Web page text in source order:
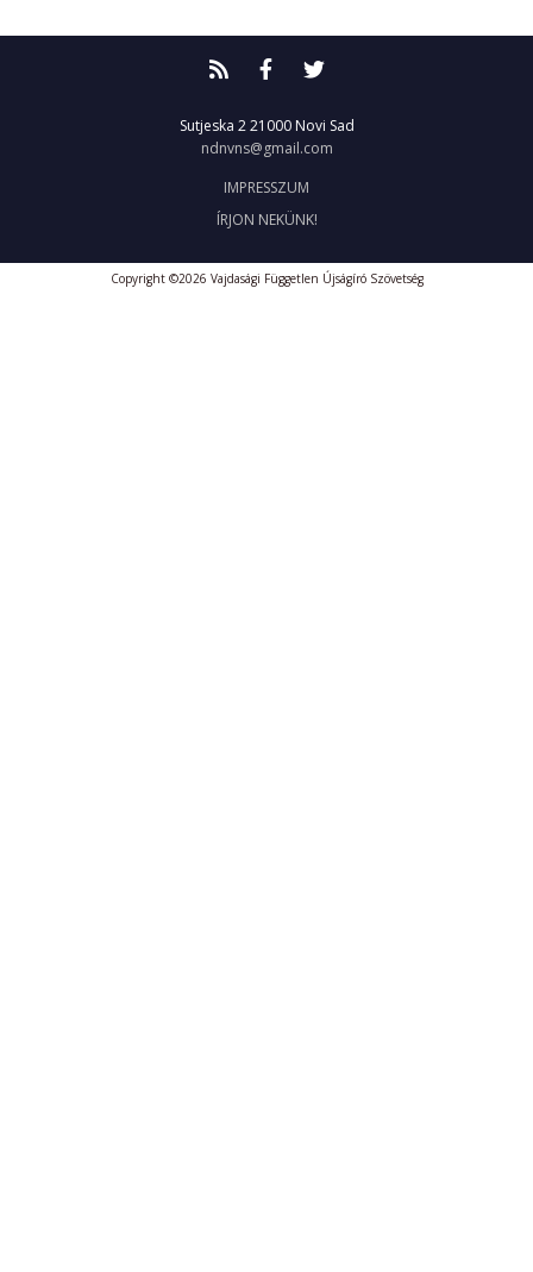
Sutjeska 2 21000 Novi Sad
ndnvns@gmail.com
IMPRESSZUM
ÍRJON NEKÜNK!
Copyright ©2026 Vajdasági Független Újságíró Szövetség